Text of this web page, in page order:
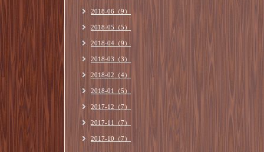
2018-06（9）
2018-05（5）
2018-04（9）
2018-03（3）
2018-02（4）
2018-01（5）
2017-12（7）
2017-11（7）
2017-10（7）